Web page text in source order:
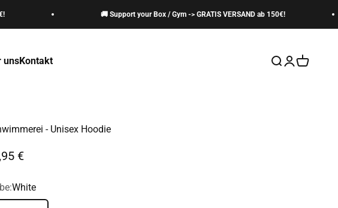
🚚 Support your Box / Gym -> GRATIS VERSAND ab 150€!
unsKontakt Suche öffnen
- Unisex Hoodie
€
White